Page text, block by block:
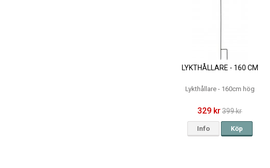
LYKTHÅLLARE - 160 CM
Lykthållare - 160cm hög
329 kr 399 kr
Info Köp